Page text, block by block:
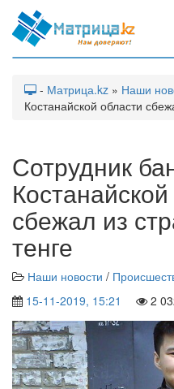
- Матрица.kz » Наши
Костанайской области
Сотрудник
сбежал из
тенге
Наши новости /
15-11-2019, 15:21
2